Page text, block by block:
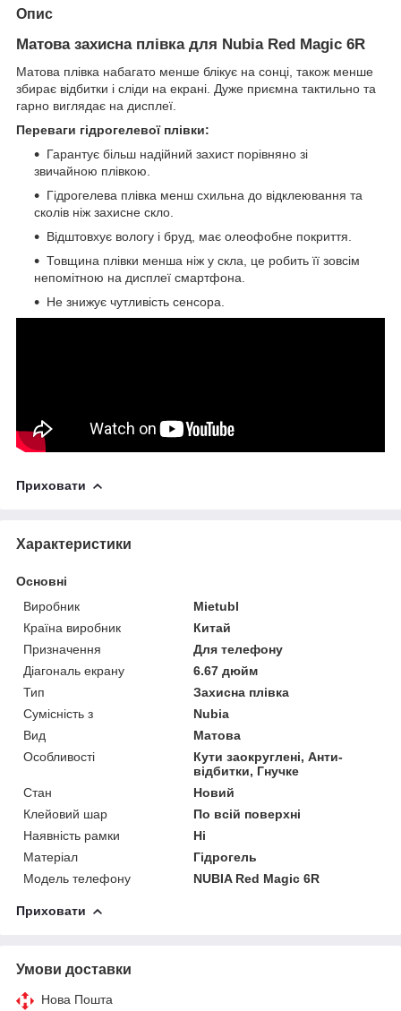
Опис
Матова захисна плівка для Nubia Red Magic 6R
Матова плівка набагато менше блікує на сонці, також менше
збирає відбитки і сліди на екрані. Дуже приємна тактильно та
гарно виглядає на дисплеї.
Переваги гідрогелевої плівки:
Гарантує більш надійний захист порівняно зі
звичайною плівкою.
Гідрогелева плівка менш схильна до відклеювання та
сколів ніж захисне скло.
Відштовхує вологу і бруд, має олеофобне покриття.
Товщина плівки менша ніж у скла, це робить її зовсім
непомітною на дисплеї смартфона.
Не знижує чутливість сенсора.
Приховати
Характеристики
Основні
Виробник
Mietubl
Країна виробник
Китай
Призначення
Для телефону
Діагональ екрану
6.67 дюйм
Тип
Захисна плівка
Сумісність з
Nubia
Вид
Матова
Особливості
Кути заокруглені, Анти-
відбитки, Гнучке
Стан
Новий
Клейовий шар
По всій поверхні
Наявність рамки
Ні
Матеріал
Гідрогель
Модель телефону
NUBIA Red Magic 6R
Приховати
Умови доставки
Нова Пошта